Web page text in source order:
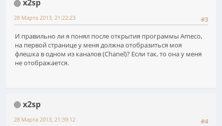
x2sp
#3
28 Марта 2013, 21:22:23
И правильно ли я понял после открытия программы Ameco,
на первой странице у меня должна отобразиться моя
флешка в одном из каналов (Chanel)? Если так, то она у меня
не отображается.
x2sp
#4
28 Марта 2013, 21:39:12